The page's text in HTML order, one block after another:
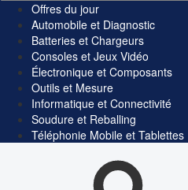
Offres du jour
Automobile et Diagnostic
Batteries et Chargeurs
Consoles et Jeux Vidéo
Électronique et Composants
Outils et Mesure
Informatique et Connectivité
Soudure et Reballing
Téléphonie Mobile et Tablettes